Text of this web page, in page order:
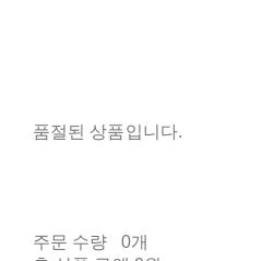
품절된 상품입니다.
주문 수량
0개